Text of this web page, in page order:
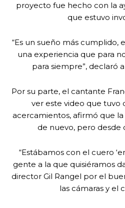
proyecto fue hecho con la
que estuvo
“Es un sueño más cumplido,
una experiencia que para
para siempre”, declaró
Por su parte, el cantante
ver este video que tuvo
acercamientos, afirmó que
de nuevo, pero desde
“Estábamos con el cuero
gente a la que quisiéramos
director Gil Rangel por el
las cámaras y el